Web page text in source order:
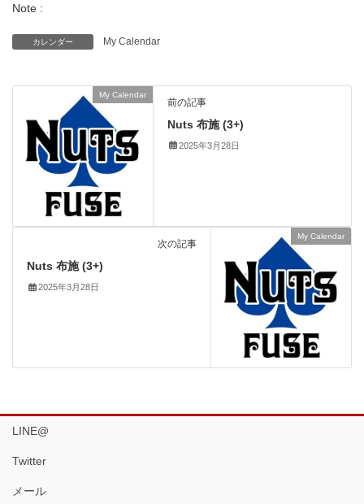
Note :
カレンダー My Calendar
My Calendar
前の記事
Nuts 布施 (3+)
2025年3月28日
My Calendar
次の記事
Nuts 布施 (3+)
2025年3月28日
LINE@
Twitter
メール